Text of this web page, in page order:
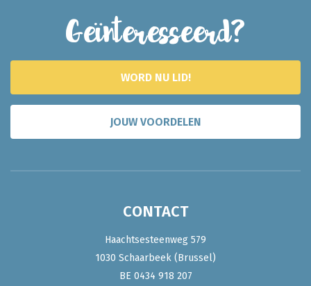
Geïnteresseerd?
WORD NU LID!
JOUW VOORDELEN
CONTACT
Haachtsesteenweg 579
1030 Schaarbeek (Brussel)
BE 0434 918 207